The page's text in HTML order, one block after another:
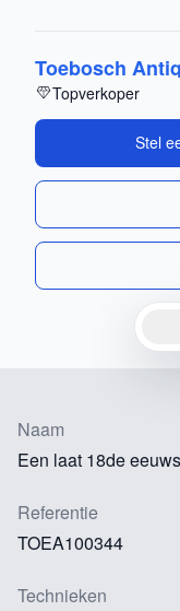
Toebosch
Topverkoper
Stel
Naam
Een laat 18de
Referentie
TOEA100344
Technieken